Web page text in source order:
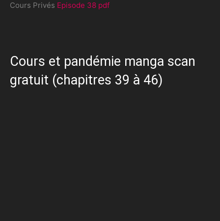
Cours Privés Episode 38 pdf
Cours et pandémie manga scan
gratuit (chapitres 39 à 46)